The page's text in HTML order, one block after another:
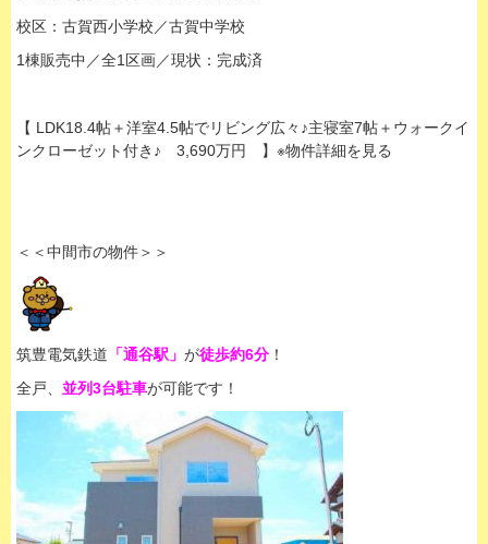
校区：古賀西小学校／古賀中学校
1棟販売中／全1区画／現状：完成済
【 LDK18.4帖＋洋室4.5帖でリビング広々♪主寝室7帖＋ウォークイ
ンクローゼット付き♪ 3,690万円 】※物件詳細を見る
＜＜中間市の物件＞＞
筑豊電気鉄道 「通谷駅」 が徒歩約6分 ！
全戸、 並列3台駐車が可能です！